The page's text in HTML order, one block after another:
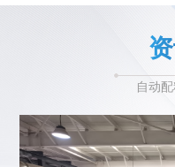
自动